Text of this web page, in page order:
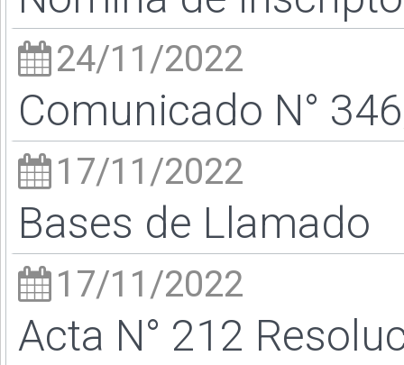
24/11/2022
Comunicado N°
17/11/2022
Bases de Llamado
17/11/2022
Acta N° 212